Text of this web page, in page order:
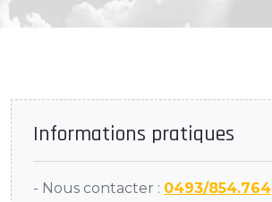
Informations pratiques
- Nous contacter : 0493/854.764